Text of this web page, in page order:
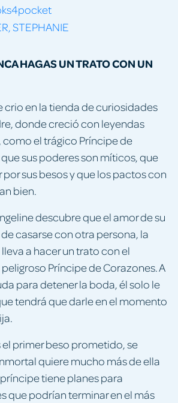
HAGAS UN TRATO CON UN
crio en la tienda de curiosidades
donde creció con leyendas
el trágico Príncipe de
sus poderes son míticos, que
sus besos y que los pactos con
bien.
descubre que el amor de su
casarse con otra persona, la
a hacer un trato con el
Príncipe de Corazones. A
para detener la boda, él solo le
tendrá que darle en el momento
el primer beso prometido, se
quiere mucho más de ella
tiene planes para
que podrían terminar en el más
STEPHANIE